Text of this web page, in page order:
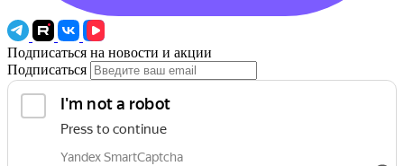
Подписаться на новости и акции
Подписаться